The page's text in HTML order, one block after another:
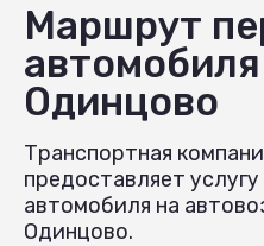
Маршрут
Одинцово
Транспортная
предоставляет
автомобиля на
Одинцово.